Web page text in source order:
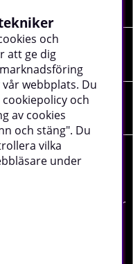
cookies -
läs mer
och
att ge dig
webbplats. Du
och
av cookies
och stäng". Du
vilka
under